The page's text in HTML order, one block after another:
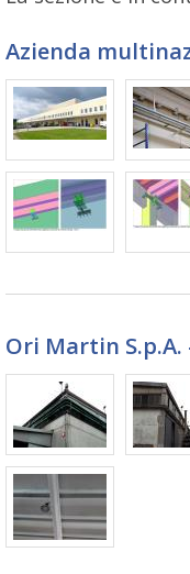
Azienda
Ori Martin S.p.A.